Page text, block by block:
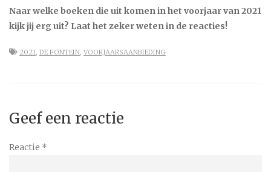
Naar welke boeken die uit komen in het voorjaar van 2021
kijk jij erg uit? Laat het zeker weten in de reacties!
2021, DE FONTEIN, VOORJAARSAANBIEDING
Geef een reactie
Reactie *